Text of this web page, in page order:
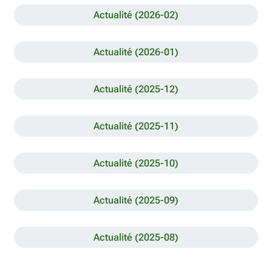
Actualité (2026-02)
Actualité (2026-01)
Actualité (2025-12)
Actualité (2025-11)
Actualité (2025-10)
Actualité (2025-09)
Actualité (2025-08)